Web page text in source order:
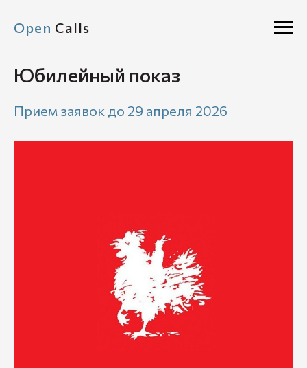
Open Calls
Юбилейный показ
Прием заявок до 29 апреля 2026